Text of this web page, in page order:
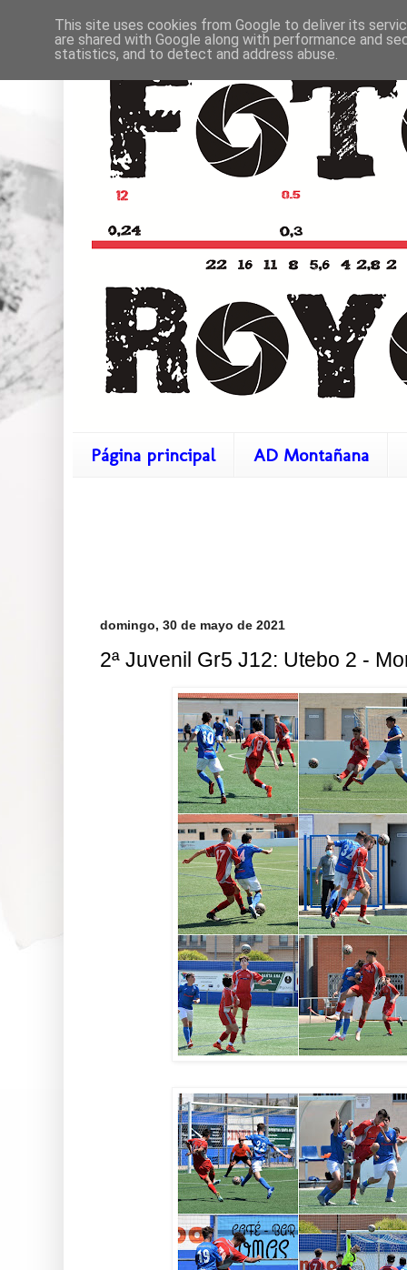
Página principal AD Montañana
domingo, 30 de mayo de 2021
2ª Juvenil Gr5 J12: Utebo 2 -
This site uses cookies from Google to deliver its
are shared with Google along with performance and
statistics, and to detect and address abuse.